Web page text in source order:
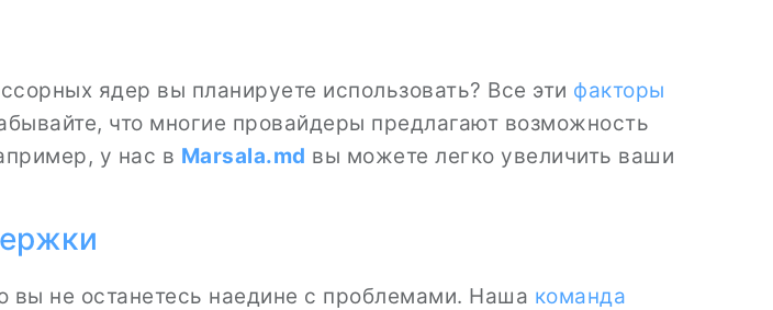
ядер вы планируете использовать? Все эти факторы
что многие провайдеры предлагают возможность
у нас в Marsala.md вы можете легко увеличить ваши
вы не останетесь наедине с проблемами. Наша команда